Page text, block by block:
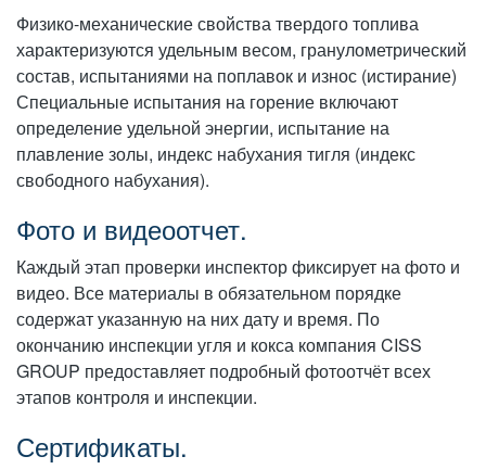
Физико-механические свойства твердого топлива
характеризуются удельным весом, гранулометрический
состав, испытаниями на поплавок и износ (истирание)
Специальные испытания на горение включают
определение удельной энергии, испытание на
плавление золы, индекс набухания тигля (индекс
свободного набухания).
Фото и видеоотчет.
Каждый этап проверки инспектор фиксирует на фото и
видео. Все материалы в обязательном порядке
содержат указанную на них дату и время. По
окончанию инспекции угля и кокса компания CISS
GROUP предоставляет подробный фотоотчёт всех
этапов контроля и инспекции.
Сертификаты.